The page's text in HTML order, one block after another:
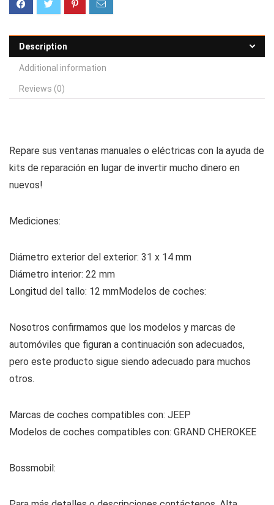
Description
Additional information
Reviews (0)
Repare sus ventanas manuales o eléctricas con la ayuda de
kits de reparación en lugar de invertir mucho dinero en
nuevos!
Mediciones:
Diámetro exterior del exterior: 31 x 14 mm
Diámetro interior: 22 mm
Longitud del tallo: 12 mmModelos de coches:
Nosotros confirmamos que los modelos y marcas de
automóviles que figuran a continuación son adecuados,
pero este producto sigue siendo adecuado para muchos
otros.
Marcas de coches compatibles con: JEEP
Modelos de coches compatibles con: GRAND CHEROKEE
Bossmobil: